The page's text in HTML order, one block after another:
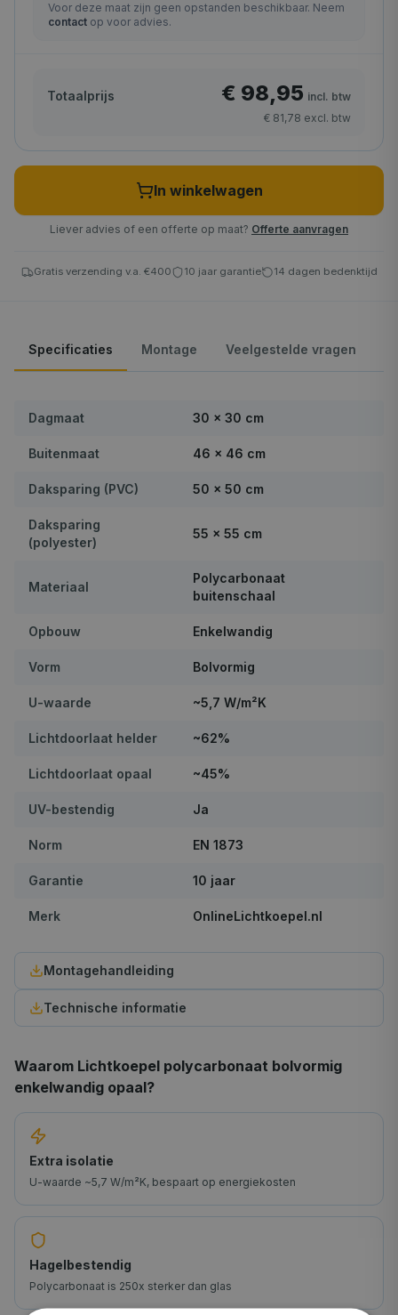
Voor deze maat zijn geen opstanden beschikbaar. Neem
contact op voor advies.
Totaalprijs € 98,95 incl. btw
€ 81,78 excl. btw
In winkelwagen
Liever advies of een offerte op maat? Offerte aanvragen
Gratis verzending v.a. €400 10 jaar garantie 14 dagen bedenktijd
Specificaties Montage Veelgestelde vragen
Dagmaat 30 × 30 cm
Buitenmaat 46 × 46 cm
Daksparing (PVC) 50 × 50 cm
Daksparing
(polyester)
55 × 55 cm
Materiaal
Polycarbonaat
buitenschaal
Opbouw Enkelwandig
Vorm Bolvormig
U-waarde ~5,7 W/m²K
Lichtdoorlaat helder ~62%
Lichtdoorlaat opaal ~45%
UV-bestendig Ja
Norm EN 1873
Garantie 10 jaar
Merk OnlineLichtkoepel.nl
Montagehandleiding
Technische informatie
Waarom Lichtkoepel polycarbonaat bolvormig
enkelwandig opaal?
Extra isolatie
U-waarde ~5,7 W/m²K, bespaart op energiekosten
Hagelbestendig
Polycarbonaat is 250x sterker dan glas